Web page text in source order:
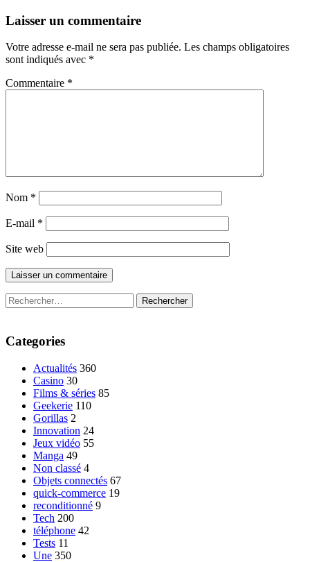
Laisser un commentaire
Votre adresse e-mail ne sera pas publiée. Les champs obligatoires
sont indiqués avec *
Commentaire *
Nom *
E-mail *
Site web
Rechercher :
Categories
Actualités 360
Casino 30
Films & séries 85
Geekerie 110
Gorillas 2
Innovation 24
Jeux vidéo 55
Manga 49
Non classé 4
Objets connectés 67
quick-commerce 19
reconditionné 9
Tech 200
téléphone 42
Tests 11
Une 350